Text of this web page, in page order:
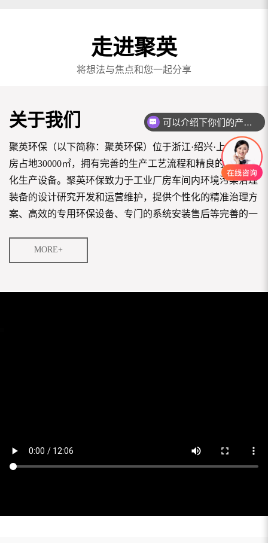
走进聚英
将想法与焦点和您一起分享
关于我们
聚英环保（以下简称：聚英环保）位于浙江·绍兴·上虞，厂
房占地30000㎡，拥有完善的生产工艺流程和精良的全自动
化生产设备。聚英环保致力于工业厂房车间内环境污染治理
装备的设计研究开发和运营维护，提供个性化的精准治理方
案、高效的专用环保设备、专门的系统安装售后等完善的一
源节约。
聚英环保创新引进美...
MORE+